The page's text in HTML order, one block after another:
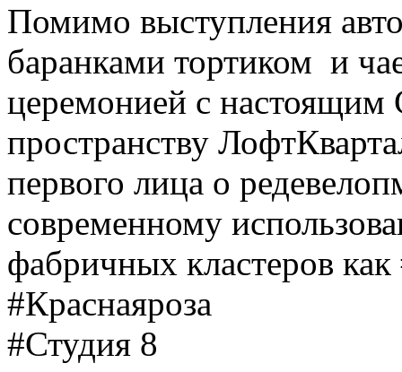
Помимо выступления
баранками тортиком и
церемонией с настоящим
пространству
первого лица о
современному
фабричных кластеров
#Краснаяроза
#Студия 8